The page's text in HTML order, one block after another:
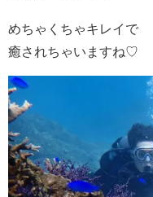
めちゃくちゃキレイで
癒されちゃいますね♡